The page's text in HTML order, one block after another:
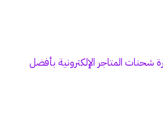
المتاجر الإلكترونية بأفضل